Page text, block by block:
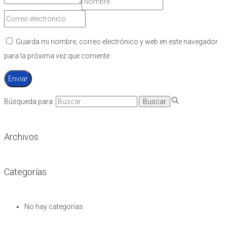
Guarda mi nombre, correo electrónico y web en este navegador
para la próxima vez que comente.
Búsqueda para:
Archivos
Categorías
No hay categorías